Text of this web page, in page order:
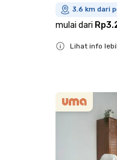
3.6 km dari
mulai dari
Lihat info